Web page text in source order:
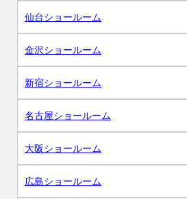
仙台ショールーム
金沢ショールーム
新宿ショールーム
名古屋ショールーム
大阪ショールーム
広島ショールーム